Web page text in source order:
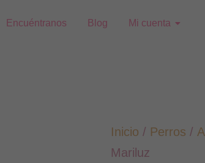
Encuéntranos Blog Mi cuenta
Inicio / Perros /
Mariluz